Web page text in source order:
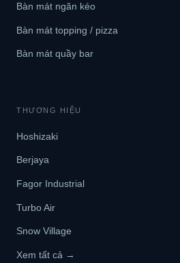
Bàn mát ngăn kéo
Bàn mát topping / pizza
Bàn mát quầy bar
THƯƠNG HIỆU
Hoshizaki
Berjaya
Fagor Industrial
Turbo Air
Snow Village
Xem tất cả →